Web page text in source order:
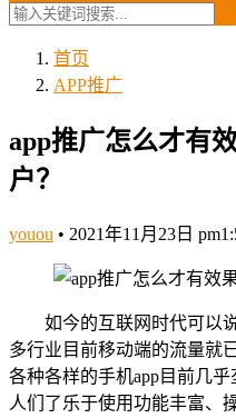
首页
APP推广
app推广怎么才有
户？
youou • 2021年11月23日
如今的互联网时代可以
多行业目前移动端的流量就
各种各样的手机app目前几
人们了乐于使用功能丰富、